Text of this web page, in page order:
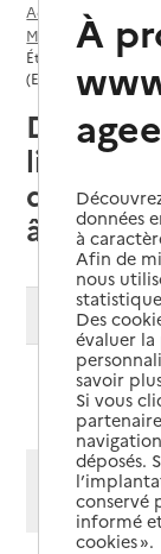
Accueil
Meuse (55)
Établissement
(EHPAD)
liste des
âgées
Modifier
Afficher les
Mode liste
À
données
à
Afin de
nous
Des
évaluer
savoir
Si vous
déposés.
conservé
informé
cookies ».